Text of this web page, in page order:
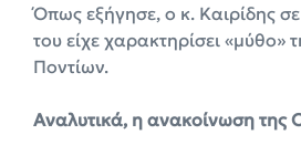
Όπως εξήγησε, ο κ. Καιρίδης
του είχε χαρακτηρίσει «μύθο»
Ποντίων.
Αναλυτικά, η ανακοίνωση της